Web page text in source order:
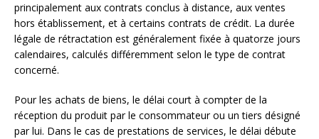
principalement aux contrats conclus à distance, aux ventes
hors établissement, et à certains contrats de crédit. La durée
légale de rétractation est généralement fixée à quatorze jours
calendaires, calculés différemment selon le type de contrat
concerné.
Pour les achats de biens, le délai court à compter de la
réception du produit par le consommateur ou un tiers désigné
par lui. Dans le cas de prestations de services, le délai débute